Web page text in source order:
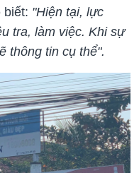
biết: "Hiện tại, lực
tra, làm việc. Khi sự
thông tin cụ thể".